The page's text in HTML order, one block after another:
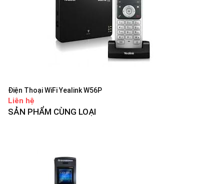
Điện Thoại WiFi Yealink W56P
Liên hệ
SẢN PHẨM CÙNG LOẠI